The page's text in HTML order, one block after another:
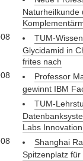
Naturheilkunde
TUM-
Glycidamid in
frites nach
Professor
gewinnt IBM
TUM-
Labs
Shanghai
Spitzenplatz